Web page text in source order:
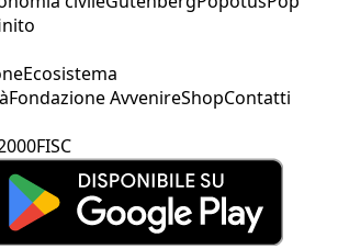
Ecosistema
Fondazione AvvenireShopContatti
FISC